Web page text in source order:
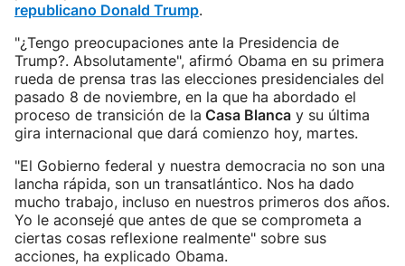
republicano Donald Trump.
"¿Tengo preocupaciones ante la Presidencia de
Trump?. Absolutamente", afirmó Obama en su primera
rueda de prensa tras las elecciones presidenciales del
pasado 8 de noviembre, en la que ha abordado el
proceso de transición de la Casa Blanca y su última
gira internacional que dará comienzo hoy, martes.
"El Gobierno federal y nuestra democracia no son una
lancha rápida, son un transatlántico. Nos ha dado
mucho trabajo, incluso en nuestros primeros dos años.
Yo le aconsejé que antes de que se comprometa a
ciertas cosas reflexione realmente" sobre sus
acciones, ha explicado Obama.